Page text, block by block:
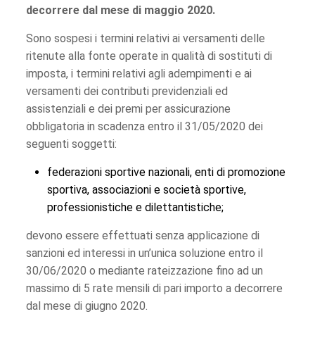
decorrere dal mese di maggio 2020.
Sono sospesi i termini relativi ai versamenti delle
ritenute alla fonte operate in qualità di sostituti di
imposta, i termini relativi agli adempimenti e ai
versamenti dei contributi previdenziali ed
assistenziali e dei premi per assicurazione
obbligatoria in scadenza entro il 31/05/2020 dei
seguenti soggetti:
federazioni sportive nazionali, enti di promozione
sportiva, associazioni e società sportive,
professionistiche e dilettantistiche;
devono essere effettuati senza applicazione di
sanzioni ed interessi in un’unica soluzione entro il
30/06/2020 o mediante rateizzazione fino ad un
massimo di 5 rate mensili di pari importo a decorrere
dal mese di giugno 2020.